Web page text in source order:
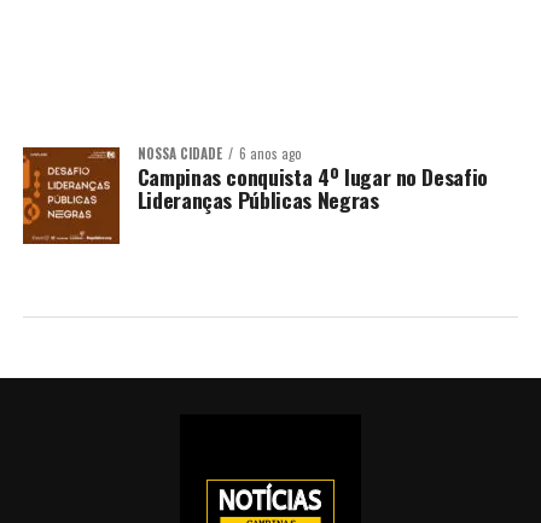
NOSSA CIDADE 6 anos ago
Campinas conquista 4º lugar no Desafio
Lideranças Públicas Negras